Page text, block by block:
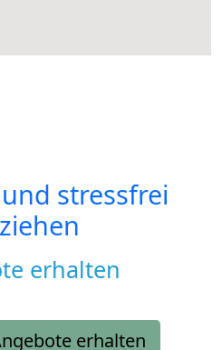
stressfrei
erhalten
erhalten